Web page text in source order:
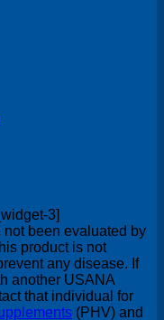
3]
not been evaluated by
product is not
any disease. If
another USANA
that individual for
(PHV) and